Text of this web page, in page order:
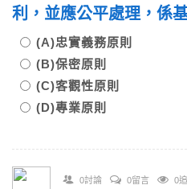
利，並應公平處理，係
(A)忠實義務原則
(B)保密原則
(C)客觀性原則
(D)專業原則
0討論 0留言 0